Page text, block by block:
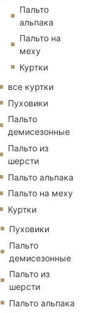
Пальто
альпака
Пальто на
меху
Куртки
все куртки
Пуховики
Пальто
демисезонные
Пальто из
шерсти
Пальто альпака
Пальто на меху
Куртки
Пуховики
Пальто
демисезонные
Пальто из
шерсти
Пальто альпака